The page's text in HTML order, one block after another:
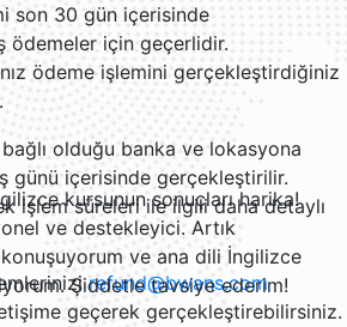
son 30 gün içerisinde
ödemeler için geçerlidir.
ödeme işlemini gerçekleştirdiğiniz
bağlı olduğu banka ve lokasyona
günü içerisinde gerçekleştirilir.
işlem süreleri ile ilgili daha detaylı
refund@bwans.com
geçerek gerçekleştirebilirsiniz.
kursunun sonuçları harika!
ve destekleyici. Artık
ve ana dili İngilizce
Şiddetle tavsiye ederim!